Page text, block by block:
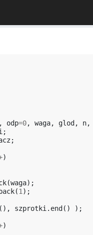
, odp=0, waga, glod , n,
;
;
)
(waga);
(1 );
(), szprotki . end ()
);
)